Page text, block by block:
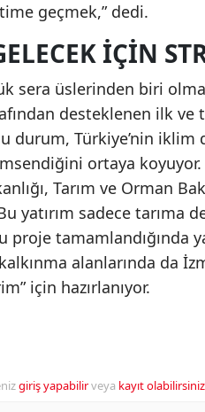
geçmek,” dedi.
İÇIN
sera üslerinden biri
desteklenen ilk ve
durum, Türkiye’nin
ortaya koyuyor.
Tarım ve Orman
yatırım sadece tarıma
proje
alanlarında da
için hazırlanıyor.
giriş yapabilirveya kayıt olabilirsiniz